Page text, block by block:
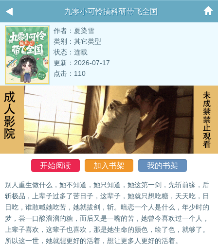
九零小可怜搞科研带飞全国
作者：夏染雪
类别：其它类型
状态：连载
更新：2026-07-17
点击：110
开始阅读 加入书架 我的书架
别人重生做什么，她不知道，她只知道，她这第一剑，先斩前缘，后
斩极品，上辈子过多了苦日子，这辈子，她就只想吃糖，天天吃，日
日吃，谁敢喊她吃苦，她就拔剑，斩。暗恋一个人是什么，年少时的
梦，尝一口酸溜溜的糖，而后又是一嘴的苦，她曾今喜欢过一个人，
上辈子喜欢，这辈子也喜欢，那是她生命的颜色，绘了色，就够了。
所以这一世，她就想更好的活着，想让更多人更好的活着。